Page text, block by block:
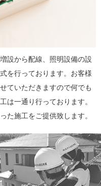
設から配線、照明設備の設
を行っております。お客様
ていただきますので何でも
は一通り行っております。
た施工をご提供致します。